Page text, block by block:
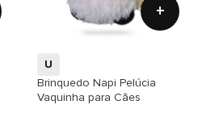
+
U
Brinquedo Napi Pelúcia
Vaquinha para Cães